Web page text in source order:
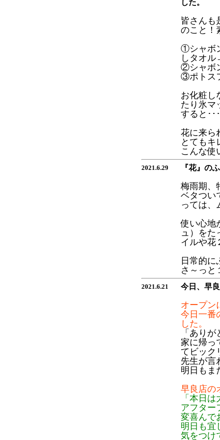
した。
皆さんも
のこと！
①シャボ
しタオ
②シャボ
③ポトス
お化粧し
たり氷マ
すると･･
花に来ら
とてもキ
こんな使
2021.6.29 『花』の
梅雨期、
ベタつい
っては、
使い心地
ュ）をた
イルや花
日常的に
さ～っと
2021.6.21 今日、早
オープン
今日一番
した。
「あり
家に帰っ
てビック
先生が言
明日もま
早良店の
「本日
アフター
変喜んで
明日も宜
気をつけ